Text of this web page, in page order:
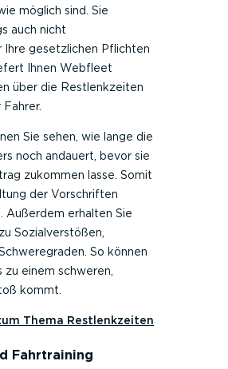
möglich sind. Sie
auch nicht
Ihre gesetzlichen Pflichten
Ihnen Webfleet
über die Restlenkzeiten
Sie sehen, wie lange die
noch andauert, bevor sie
zukommen lasse. Somit
der Vorschriften
Außerdem erhalten Sie
Sozialverstößen,
So können
zu einem schweren,
kommt.
Thema Restlenkzeiten
Fahrtraining